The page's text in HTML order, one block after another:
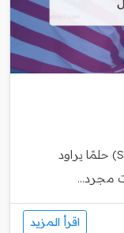
تعد جامعة ستانفورد (Stanford University) حلمًا يراود
مجرد...
اقرأ المزيد